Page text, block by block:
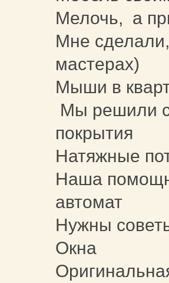
Мелочь, а
Мне
мастерах)
Мыши в
Мы решили
покрытия
Натяжные
Наша
автомат
Нужны
Окна